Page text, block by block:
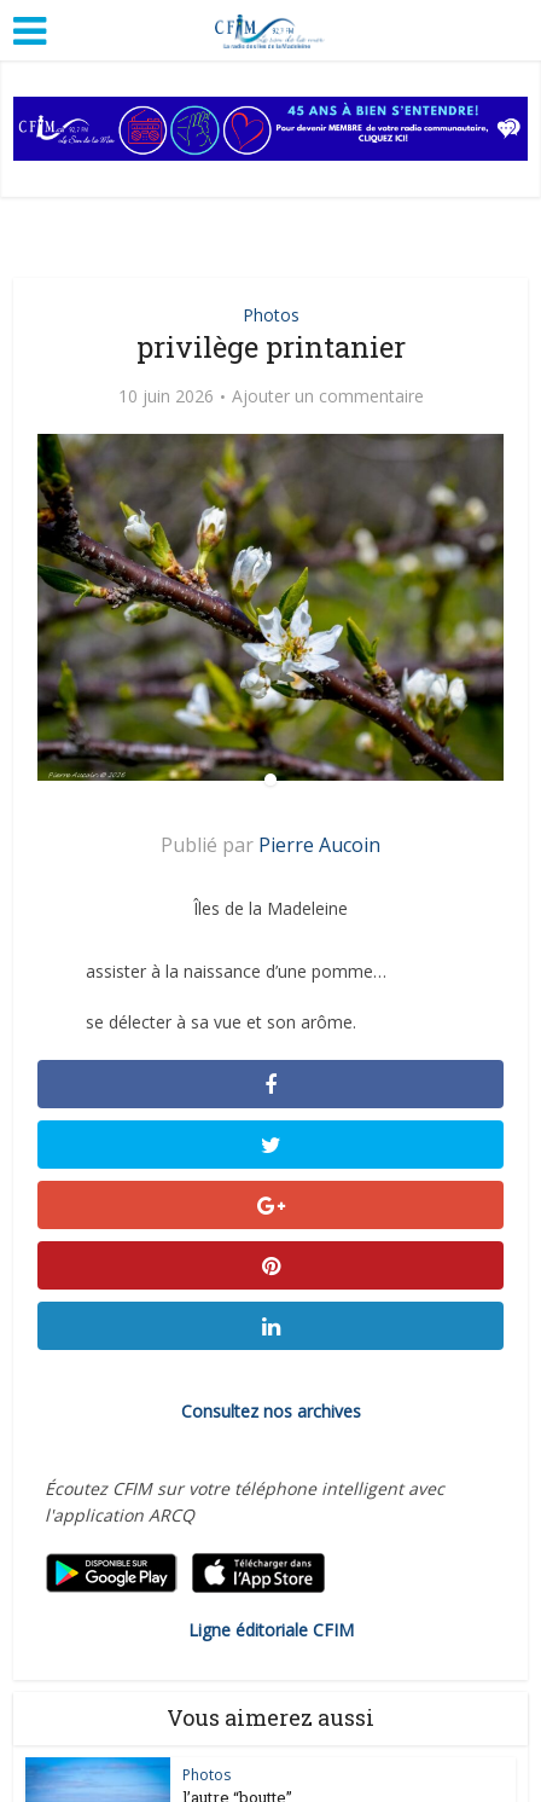
Photos
privilège printanier
10 juin 2026 Ajouter un commentaire
Publié par Pierre Aucoin
Îles de la Madeleine
assister à la naissance d’une pomme…
se délecter à sa vue et son arôme.
Consultez nos archives
Écoutez CFIM sur votre téléphone intelligent avec
l'application ARCQ
Ligne éditoriale CFIM
Vous aimerez aussi
Photos
l’autre “boutte”